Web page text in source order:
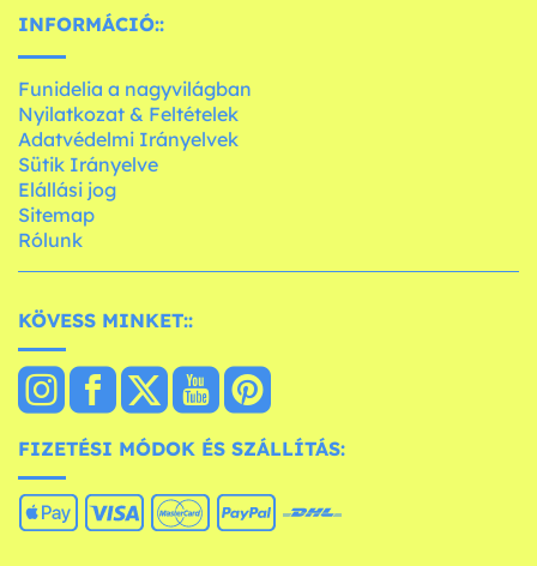
INFORMÁCIÓ::
Funidelia a nagyvilágban
Nyilatkozat & Feltételek
Adatvédelmi Irányelvek
Sütik Irányelve
Elállási jog
Sitemap
Rólunk
KÖVESS MINKET::
FIZETÉSI MÓDOK ÉS SZÁLLÍTÁS: